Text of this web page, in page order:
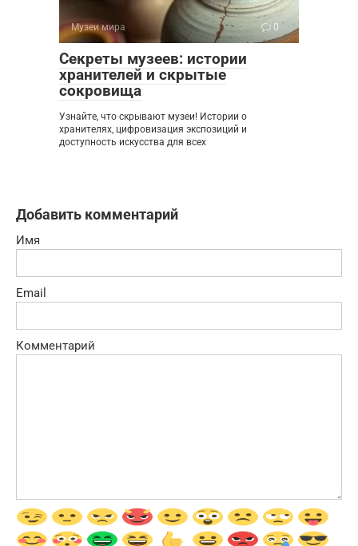
Музеи мира 0
Секреты музеев: истории
хранителей и скрытые
сокровища
Узнайте, что скрывают музеи! Истории о
хранителях, цифровизация экспозиций и
доступность искусства для всех
Добавить комментарий
Имя
Email
Комментарий